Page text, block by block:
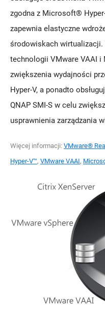
zgodna z Microsoft®
zapewnia elastyczne
środowiskach wirtualizacji.
technologii VMware VAAI i
zwiększenia wydajności
Hyper-V, a ponadto
QNAP SMI-S w celu
usprawnienia zarządzania
Więcej informacji: VMware®
Hyper-V™, VMware VAAI,